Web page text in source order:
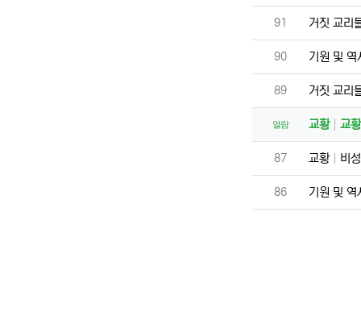
번호
91 거짓 교리
번호
90 기원 및
번호
89 거짓 교리
열람 교황 교
번호
87 교황 비
번호
86 기원 및